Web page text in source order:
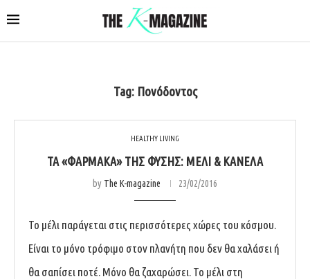
Tag: Πονόδοντος
HEALTHY LIVING
ΤΑ «ΦΆΡΜΑΚΑ» ΤΗΣ ΦΎΣΗΣ: ΜΈΛΙ & ΚΑΝΈΛΑ
by The K-magazine 23/02/2016
Το μέλι παράγεται στις περισσότερες χώρες του κόσμου.
Είναι το μόνο τρόφιμο στον πλανήτη που δεν θα χαλάσει ή
θα σαπίσει ποτέ. Μόνο θα ζαχαρώσει. Το μέλι στη